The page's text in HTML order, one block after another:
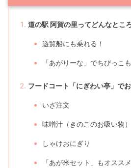
道の駅 阿賀の里ってどんなとこ
遊覧船にも乗れる！
「あがりーな」でちびっこ
フードコート「にぎわい亭」で
いざ注文
味噌汁（きのこのお吸い物）
しゃけおにぎり
「あが米セット」もオススメ